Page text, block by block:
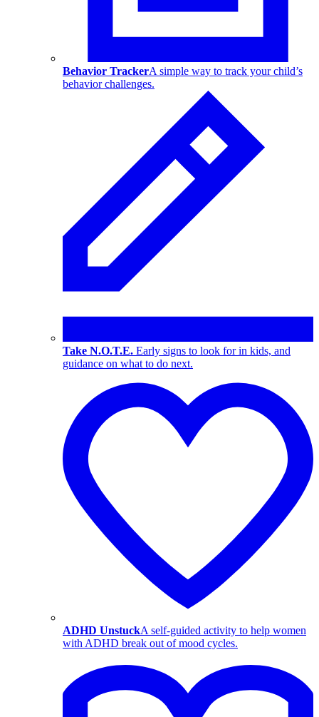
Behavior TrackerA simple way to track your child’s
behavior challenges.
Take N.O.T.E. Early signs to look for in kids, and
guidance on what to do next.
ADHD UnstuckA self-guided activity to help women
with ADHD break out of mood cycles.